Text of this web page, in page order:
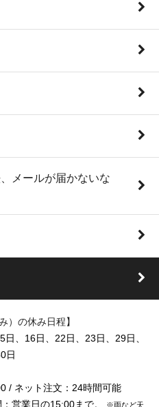
メールが届かないな
）の休み日程】
、16日、22日、23日、29日、
日
/ ネット注文：24時間可能
営業日の15:00まで。
※雨など天